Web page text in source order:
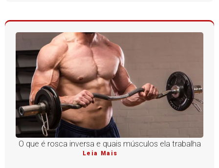
O que é rosca inversa e quais músculos ela trabalha
Leia Mais